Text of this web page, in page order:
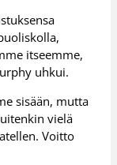
itseemme,
uhkui.
sisään, mutta
vielä
Voitto